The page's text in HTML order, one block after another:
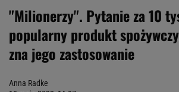
"Milionerzy". Pytanie za 10
popularny produkt
zna jego zastosowanie
Anna Radke